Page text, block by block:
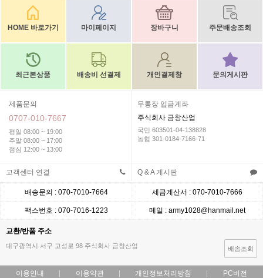
HOME 바로가기 마이페이지 장바구니 주문배송조회
최근본상품 배송비 선결제 개인결제창 문의게시판
제품문의
0707-010-7667
평일 08:00 ~ 19:00
주말 08:00 ~ 17:00
점심 12:00 ~ 13:00
무통장 입금계좌
주식회사 금창산업
국민 603501-04-138828
농협 301-0184-7166-71
고객센터 연결 Q & A 게시판
배송문의 : 070-7010-7664 세금계산서 : 070-7010-7666
팩스번호 : 070-7016-1223 메일 : army1028@hanmail.net
교환/반품 주소
대구광역시 서구 고성로 98 주식회사 금창산업 배송조회
이용안내 이용약관 개인정보처리방침 PC버전